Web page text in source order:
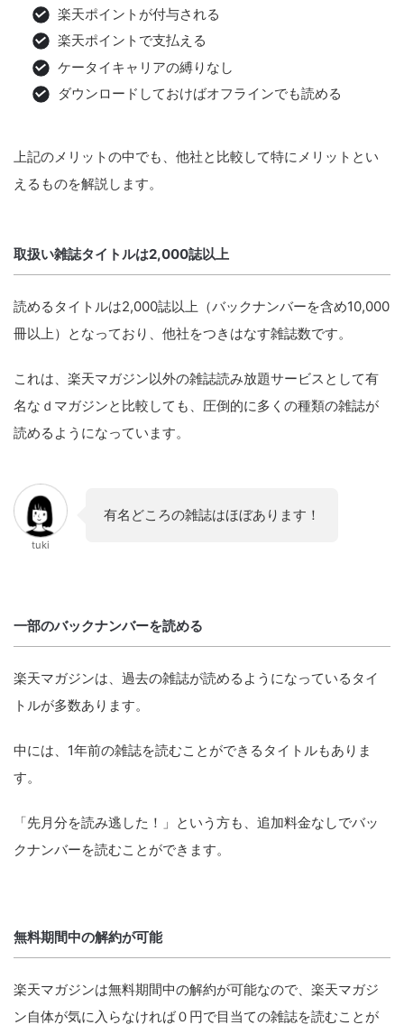
楽天ポイントが付与される
楽天ポイントで支払える
ケータイキャリアの縛りなし
ダウンロードしておけばオフラインでも読める
上記のメリットの中でも、他社と比較して特にメリットとい
えるものを解説します。
取扱い雑誌タイトルは2,000誌以上
読めるタイトルは2,000誌以上（バックナンバーを含め10,000
冊以上）となっており、他社をつきはなす雑誌数です。
これは、楽天マガジン以外の雑誌読み放題サービスとして有
名なｄマガジンと比較しても、圧倒的に多くの種類の雑誌が
読めるようになっています。
tuki
有名どころの雑誌はほぼあります！
一部のバックナンバーを読める
楽天マガジンは、過去の雑誌が読めるようになっているタイ
トルが多数あります。
中には、1年前の雑誌を読むことができるタイトルもありま
す。
「先月分を読み逃した！」という方も、追加料金なしでバッ
クナンバーを読むことができます。
無料期間中の解約が可能
楽天マガジンは無料期間中の解約が可能なので、楽天マガジ
ン自体が気に入らなければ０円で目当ての雑誌を読むことが